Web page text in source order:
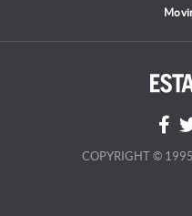
COPYRIGHT ©